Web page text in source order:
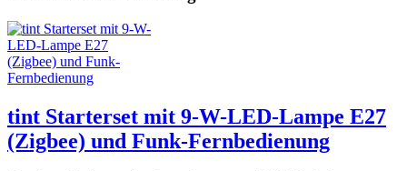
tint Starterset mit 9-W-LED-Lampe E27
(Zigbee) und Funk-Fernbedienung